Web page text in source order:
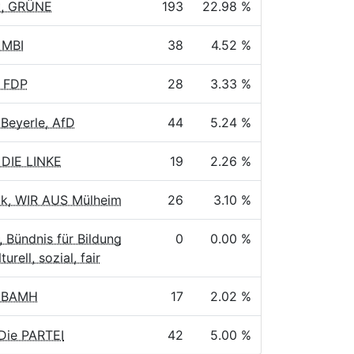
GRÜNE 193 22.98 %
38 4.52 %
28 3.33 %
AfD 44 5.24 %
LINKE 19 2.26 %
WIR AUS Mülheim 26 3.10 %
Bündnis für Bildung
sozial, fair
0 0.00 %
17 2.02 %
PARTEI 42 5.00 %